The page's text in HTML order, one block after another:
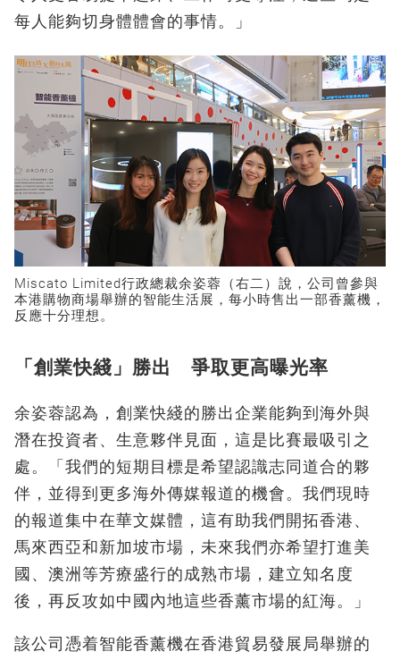
每人能夠切身體體會的事情。」
Miscato Limited行政總裁余姿蓉（右二）說，公司曾參與
本港購物商場舉辦的智能生活展，每小時售出一部香薰機，
反應十分理想。
「創業快綫」勝出 爭取更高曝光率
余姿蓉認為，創業快綫的勝出企業能夠到海外與
潛在投資者、生意夥伴見面，這是比賽最吸引之
處。「我們的短期目標是希望認識志同道合的夥
伴，並得到更多海外傳媒報道的機會。我們現時
的報道集中在華文媒體，這有助我們開拓香港、
馬來西亞和新加坡市場，未來我們亦希望打進美
國、澳洲等芳療盛行的成熟市場，建立知名度
後，再反攻如中國內地這些香薰市場的紅海。」
該公司憑着智能香薰機在香港貿易發展局舉辦的